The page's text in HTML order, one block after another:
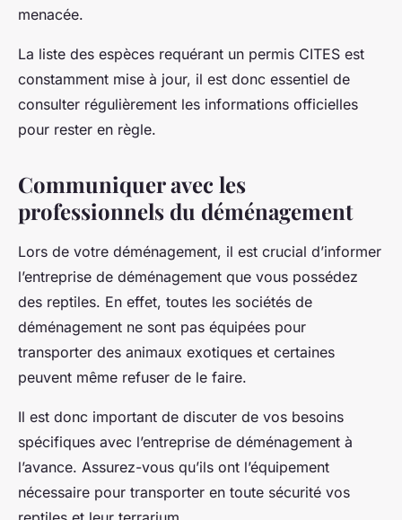
menacée.
La liste des espèces requérant un permis CITES est
constamment mise à jour, il est donc essentiel de
consulter régulièrement les informations officielles
pour rester en règle.
Communiquer avec les
professionnels du déménagement
Lors de votre déménagement, il est crucial d’informer
l’entreprise de déménagement que vous possédez
des reptiles. En effet, toutes les sociétés de
déménagement ne sont pas équipées pour
transporter des animaux exotiques et certaines
peuvent même refuser de le faire.
Il est donc important de discuter de vos besoins
spécifiques avec l’entreprise de déménagement à
l’avance. Assurez-vous qu’ils ont l’équipement
nécessaire pour transporter en toute sécurité vos